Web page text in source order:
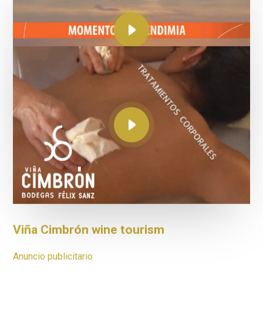
Momentos de Vendimia
Del campo a la bodega
Viña Cimbrón wine tourism
Anuncio publicitario